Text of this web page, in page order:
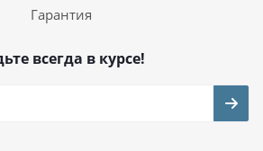
Гарантия
всегда в курсе!